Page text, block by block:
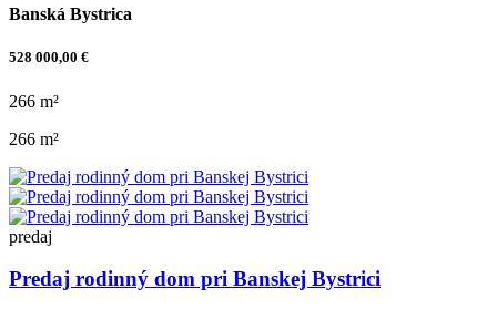
Banská Bystrica
528 000,00 €
266 m²
266 m²
predaj
Predaj rodinný dom pri Banskej Bystrici